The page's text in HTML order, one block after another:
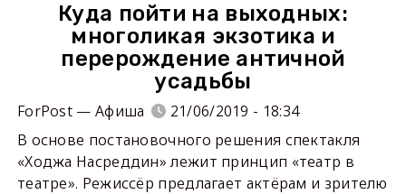
Куда пойти на выходных:
многоликая экзотика и
перерождение античной
усадьбы
ForPost — Афиша
21/06/2019 - 18:34
В основе постановочного решения спектакля
«Ходжа Насреддин» лежит принцип «театр в
театре». Режиссёр предлагает актёрам и зрителю